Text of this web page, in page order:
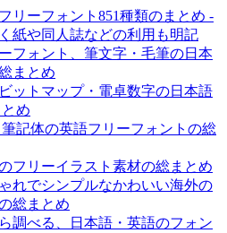
リーフォント851種類のまとめ -
紙や同人誌などの利用も明記
フォント、筆文字・毛筆の日本
まとめ
ットマップ・電卓数字の日本語
め
記体の英語フリーフォントの総
フリーイラスト素材の総まとめ
れでシンプルなかわいい海外の
総まとめ
調べる、日本語・英語のフォン